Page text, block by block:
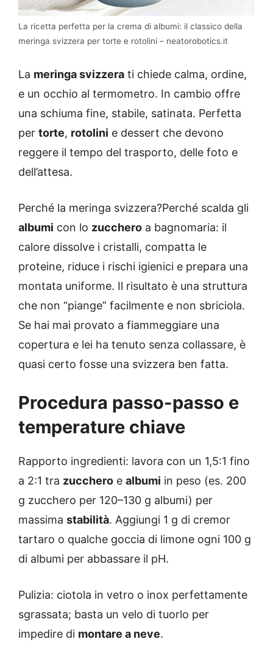
La ricetta perfetta per la crema di albumi: il classico della
meringa svizzera per torte e rotolini – neatorobotics.it
La meringa svizzera ti chiede calma, ordine,
e un occhio al termometro. In cambio offre
una schiuma fine, stabile, satinata. Perfetta
per torte, rotolini e dessert che devono
reggere il tempo del trasporto, delle foto e
dell’attesa.
Perché la meringa svizzera?Perché scalda gli
albumi con lo zucchero a bagnomaria: il
calore dissolve i cristalli, compatta le
proteine, riduce i rischi igienici e prepara una
montata uniforme. Il risultato è una struttura
che non “piange” facilmente e non sbriciola.
Se hai mai provato a fiammeggiare una
copertura e lei ha tenuto senza collassare, è
quasi certo fosse una svizzera ben fatta.
Procedura passo-passo e
temperature chiave
Rapporto ingredienti: lavora con un 1,5:1 fino
a 2:1 tra zucchero e albumi in peso (es. 200
g zucchero per 120–130 g albumi) per
massima stabilità. Aggiungi 1 g di cremor
tartaro o qualche goccia di limone ogni 100 g
di albumi per abbassare il pH.
Pulizia: ciotola in vetro o inox perfettamente
sgrassata; basta un velo di tuorlo per
impedire di montare a neve.